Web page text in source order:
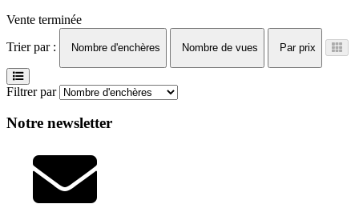
Vente terminée
Trier par :
Nombre d'enchères Nombre de vues Par prix
Filtrer par
Notre newsletter